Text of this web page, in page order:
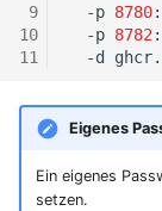
-p 8780
-p 8782
-d
Eigenes
Ein eigenes
setzen.